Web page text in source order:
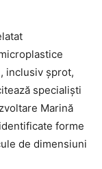
inclusiv șprot,
specialiști
Marină
forme
de dimensiuni